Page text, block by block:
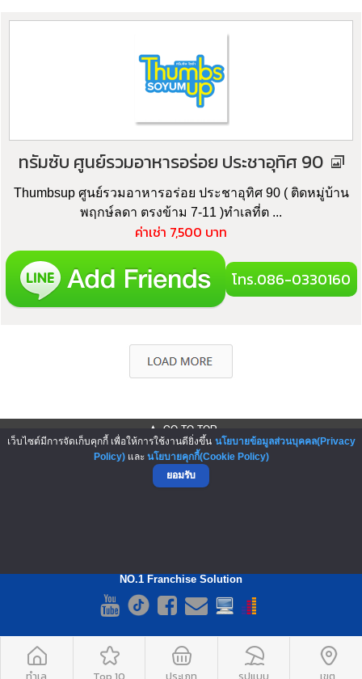
ทรัมซับ ศูนย์รวมอาหารอร่อย ประชาอุทิศ 90
Thumbsup ศูนย์รวมอาหารอร่อย ประชาอุทิศ 90 ( ติดหมู่บ้าน
พฤกษ์ลดา ตรงข้าม 7-11 )ทำเลที่ต ...
ค่าเช่า 7,500 บาท
โทร.086-0330160
▲ GO TO TOP
NO.1 Franchise Solution
เว็บไซต์มีการจัดเก็บคุกกี้ เพื่อให้การใช้งานดียิ่งขึ้น นโยบายข้อมูลส่วนบุคคล(Privacy
Policy)และ นโยบายคุกกี้(Cookie Policy)
ยอมรับ